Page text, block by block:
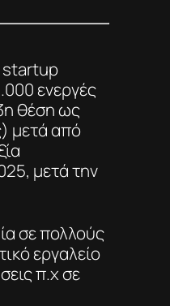
startup
ενεργές
θέση ως
μετά από
μετά την
σε πολλούς
εργαλείο
π.χ σε